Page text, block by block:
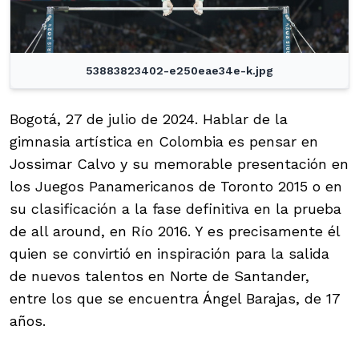
53883823402-e250eae34e-k.jpg
Bogotá, 27 de julio de 2024. Hablar de la
gimnasia artística en Colombia es pensar en
Jossimar Calvo y su memorable presentación en
los Juegos Panamericanos de Toronto 2015 o en
su clasificación a la fase definitiva en la prueba
de all around, en Río 2016. Y es precisamente él
quien se convirtió en inspiración para la salida
de nuevos talentos en Norte de Santander,
entre los que se encuentra Ángel Barajas, de 17
años.